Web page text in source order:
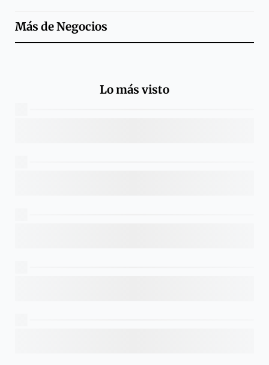
Más deNegocios
Lo más visto